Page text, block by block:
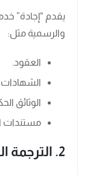
يقدم “إجادة”
والرسمية مثل:
العقود.
الشهادات
الوثائق
مستندات
2. الترجمة الفورية